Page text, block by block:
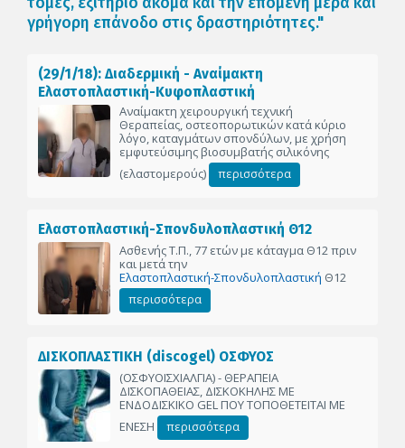
γρήγορη επάνοδο στις δραστηριότητες."
(29/1/18): Διαδερμική - Αναίμακτη
Ελαστοπλαστική-Κυφοπλαστική
Αναίμακτη χειρουργική τεχνική
Θεραπείας, οστεοπορωτικών κατά κύριο
λόγο, καταγμάτων σπονδύλων, με χρήση
εμφυτεύσιμης βιοσυμβατής σιλικόνης
(ελαστομερούς)
περισσότερα
Ελαστοπλαστική-Σπονδυλοπλαστική Θ12
Ασθενής Τ.Π., 77 ετών με κάταγμα Θ12 πριν
και μετά την
Ελαστοπλαστική-Σπονδυλοπλαστική Θ12
περισσότερα
ΔΙΣΚΟΠΛΑΣΤΙΚΗ (discogel) ΟΣΦΥΟΣ
(ΟΣΦΥΟΙΣΧΙΑΛΓΙΑ) - ΘΕΡΑΠΕΙΑ
ΔΙΣΚΟΠΑΘΕΙΑΣ, ΔΙΣΚΟΚΗΛΗΣ ΜΕ
ΕΝΔΟΔΙΣΚΙΚΟ GEL ΠΟΥ ΤΟΠΟΘΕΤΕΙΤΑΙ ΜΕ
ΕΝΕΣΗ
περισσότερα